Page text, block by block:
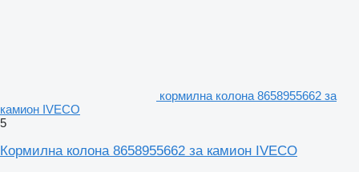
кормилна колона 8658955662 за
камион IVECO
5
Кормилна колона 8658955662 за камион IVECO